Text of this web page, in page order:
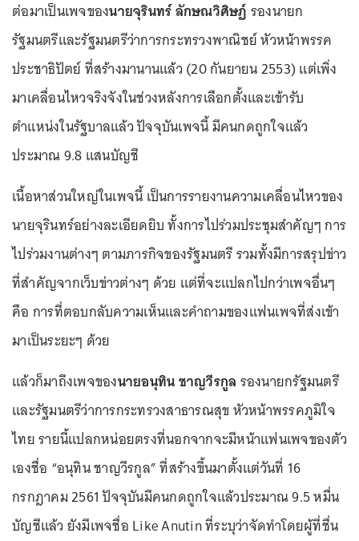
ต่อมาเป็นเพจของนายจุรินทร์ ลักษณวิศิษฏ์ รองนายก
รัฐมนตรีและรัฐมนตรีว่าการกระทรวงพาณิชย์ หัวหน้าพรรค
ประชาธิปัตย์ ที่สร้างมานานแล้ว (20 กันยายน 2553) แต่เพิ่ง
มาเคลื่อนไหวจริงจังในช่วงหลังการเลือกตั้งและเข้ารับ
ตำแหน่งในรัฐบาลแล้ว ปัจจุบันเพจนี้ มีคนกดถูกใจแล้ว
ประมาณ 9.8 แสนบัญชี
เนื้อหาส่วนใหญ่ในเพจนี้ เป็นการรายงานความเคลื่อนไหวของ
นายจุรินทร์อย่างละเอียดยิบ ทั้งการไปร่วมประชุมสำคัญๆ การ
ไปร่วมงานต่างๆ ตามภารกิจของรัฐมนตรี รวมทั้งมีการสรุปข่าว
ที่สำคัญจากเว็บข่าวต่างๆ ด้วย แต่ที่จะแปลกไปกว่าเพจอื่นๆ
คือ การที่ตอบกลับความเห็นและคำถามของแฟนเพจที่ส่งเข้า
มาเป็นระยะๆ ด้วย
แล้วก็มาถึงเพจของนายอนุทิน ชาญวีรกูล รองนายกรัฐมนตรี
และรัฐมนตรีว่าการกระทรวงสาธารณสุข หัวหน้าพรรคภูมิใจ
ไทย รายนี้แปลกหน่อยตรงที่นอกจากจะมีหน้าแฟนเพจของตัว
เองชื่อ “อนุทิน ชาญวีรกูล” ที่สร้างขึ้นมาตั้งแต่วันที่ 16
กรกฎาคม 2561 ปัจจุบันมีคนกดถูกใจแล้วประมาณ 9.5 หมื่น
บัญชีแล้ว ยังมีเพจชื่อ Like Anutin ที่ระบุว่าจัดทำโดยผู้ที่ชื่น